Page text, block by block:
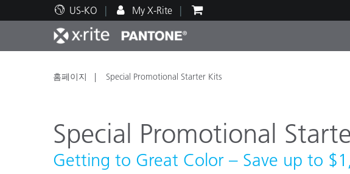
US-KO My X-Rite
주요 제품
인쇄 및 패키징
기술 지원
교육 리소스
Brand Experience
홈페이지 Special Promotional Starter Kits
Special Promotional
Getting to Great Color – Save up to